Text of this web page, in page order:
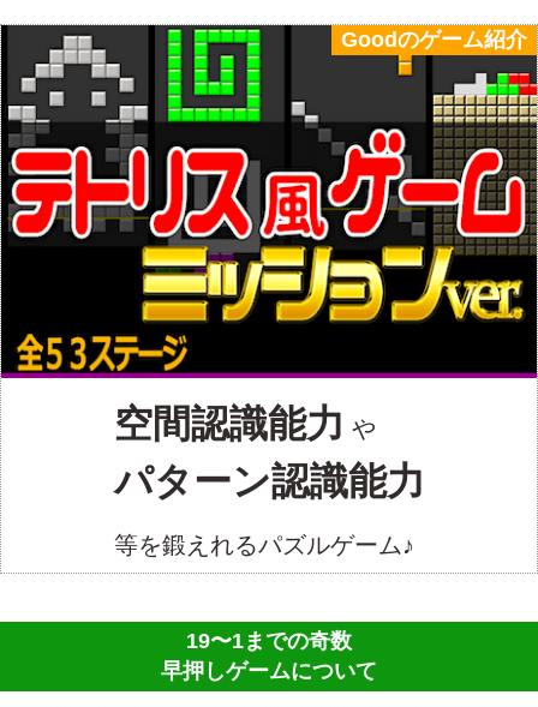
空間認識能力 や
パターン認識能力
等を鍛えれるパズルゲーム♪
Goodのゲーム紹介
19〜1までの奇数
早押しゲームについて